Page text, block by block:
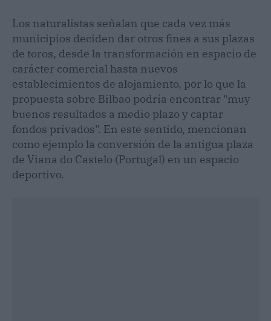
Los naturalistas señalan que cada vez más
municipios deciden dar otros fines a sus plazas
de toros, desde la transformación en espacio de
carácter comercial hasta nuevos
establecimientos de alojamiento, por lo que la
propuesta sobre Bilbao podría encontrar "muy
buenos resultados a medio plazo y captar
fondos privados". En este sentido, mencionan
como ejemplo la conversión de la antigua plaza
de Viana do Castelo (Portugal) en un espacio
deportivo.